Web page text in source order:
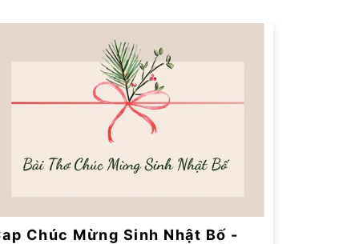
Chúc Mừng Sinh Nhật Bố -